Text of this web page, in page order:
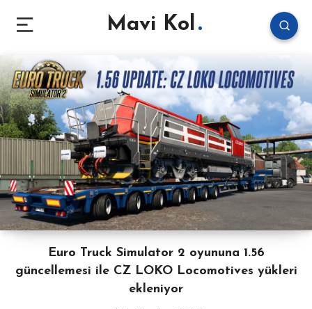
Mavi Kol
Euro Truck Simulator 2 oyununa 1.56
güncellemesi ile CZ LOKO Locomotives yükleri
ekleniyor